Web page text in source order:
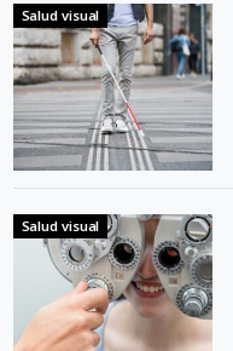
Salud visual
Salud visual